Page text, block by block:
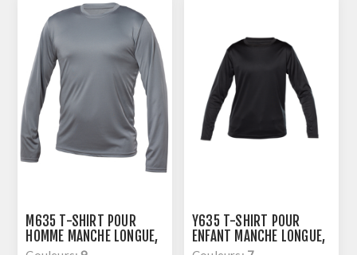
M635 T-SHIRT POUR
HOMME MANCHE LONGUE,
DRY FIT
Y635 T-SHIRT POUR
ENFANT MANCHE LONGUE,
DRY FIT